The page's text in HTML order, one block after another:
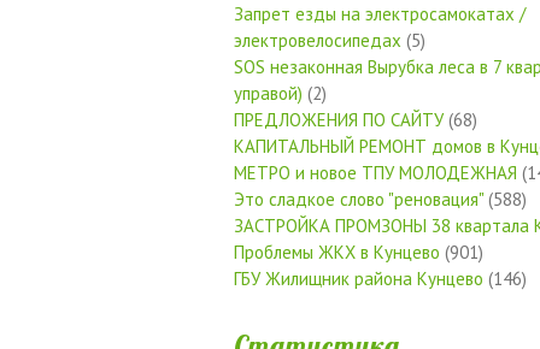
Запрет езды на электросамокатах /
электровелосипедах (5)
SOS незаконная Вырубка леса в 7
управой) (2)
ПРЕДЛОЖЕНИЯ ПО САЙТУ(68)
КАПИТАЛЬНЫЙ РЕМОНТ домов в
МЕТРО и новое ТПУ МОЛОДЕЖНАЯ
Это сладкое слово "реновация" (588)
ЗАСТРОЙКА ПРОМЗОНЫ 38 квартала
Проблемы ЖКХ в Кунцево (901)
ГБУ Жилищник района Кунцево (146)